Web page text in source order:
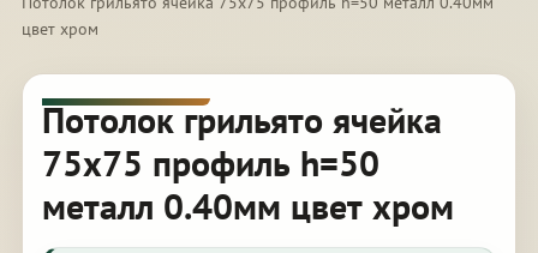
цвет хром
Потолок грильято ячейка
75х75 профиль h=50
металл 0.40мм цвет хром